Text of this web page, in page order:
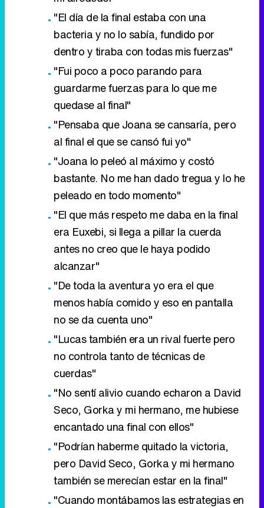
"El día de la final estaba con una
bacteria y no lo sabía, fundido por
dentro y tiraba con todas mis fuerzas"
"Fui poco a poco parando para
guardarme fuerzas para lo que me
quedase al final"
"Pensaba que Joana se cansaría, pero
al final el que se cansó fui yo"
"Joana lo peleó al máximo y costó
bastante. No me han dado tregua y lo he
peleado en todo momento"
"El que más respeto me daba en la final
era Euxebi, si llega a pillar la cuerda
antes no creo que le haya podido
alcanzar"
"De toda la aventura yo era el que
menos había comido y eso en pantalla
no se da cuenta uno"
"Lucas también era un rival fuerte pero
no controla tanto de técnicas de
cuerdas"
"No sentí alivio cuando echaron a David
Seco, Gorka y mi hermano, me hubiese
encantado una final con ellos"
"Podrían haberme quitado la victoria,
pero David Seco, Gorka y mi hermano
también se merecían estar en la final"
"Cuando montábamos las estrategias en